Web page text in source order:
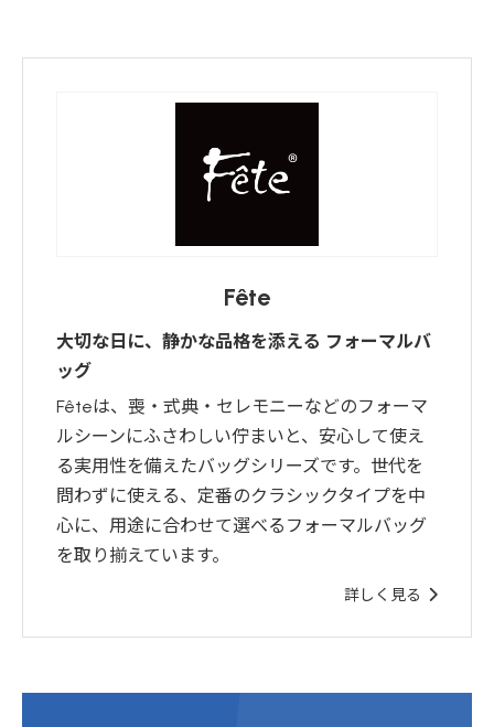
Fête
大切な日に、静かな品格を添える フォーマルバ
ッグ
Fêteは、喪・式典・セレモニーなどのフォーマ
ルシーンにふさわしい佇まいと、安心して使え
る実用性を備えたバッグシリーズです。世代を
問わずに使える、定番のクラシックタイプを中
心に、用途に合わせて選べるフォーマルバッグ
を取り揃えています。
詳しく見る